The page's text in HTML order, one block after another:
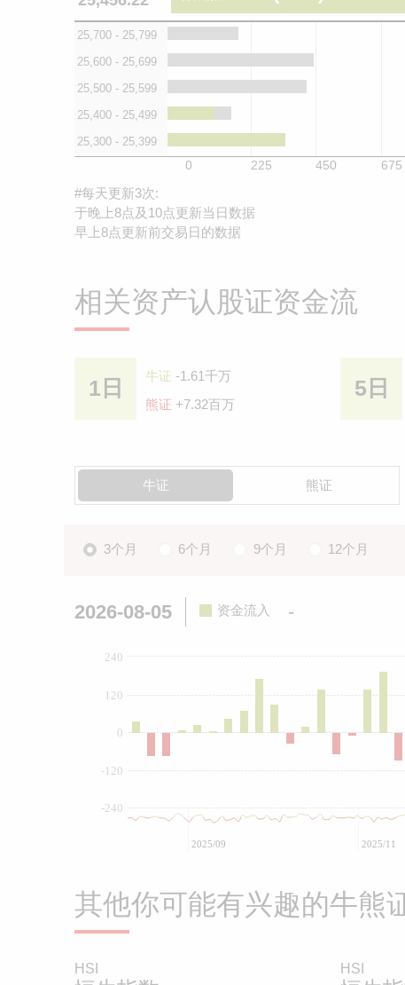
25,700 - 25,799
25,600 - 25,699
25,500 - 25,599
25,400 - 25,499
25,300 - 25,399
0 225 450 675
#每天更新3次:
于晚上8点及10点更新当日数据
早上8点更新前交易日的数据
相关资产认股证资金流
1日 牛证 -1.61千万
熊证 +7.32百万
5日
牛证 熊证
3个月 6个月 9个月 12个月
2026-08-05 资金流入 -
0
-240
-120
120
240
2025/09 2025/11
其他你可能有兴趣的牛熊
HSI HSI